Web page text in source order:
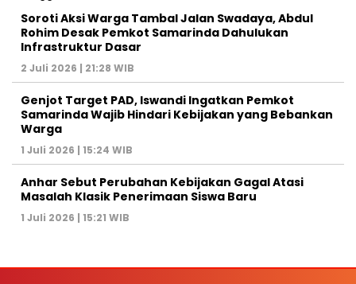
Soroti Aksi Warga Tambal Jalan Swadaya, Abdul
Rohim Desak Pemkot Samarinda Dahulukan
Infrastruktur Dasar
2 Juli 2026 | 21:28 WIB
Genjot Target PAD, Iswandi Ingatkan Pemkot
Samarinda Wajib Hindari Kebijakan yang Bebankan
Warga
1 Juli 2026 | 15:24 WIB
Anhar Sebut Perubahan Kebijakan Gagal Atasi
Masalah Klasik Penerimaan Siswa Baru
1 Juli 2026 | 15:21 WIB